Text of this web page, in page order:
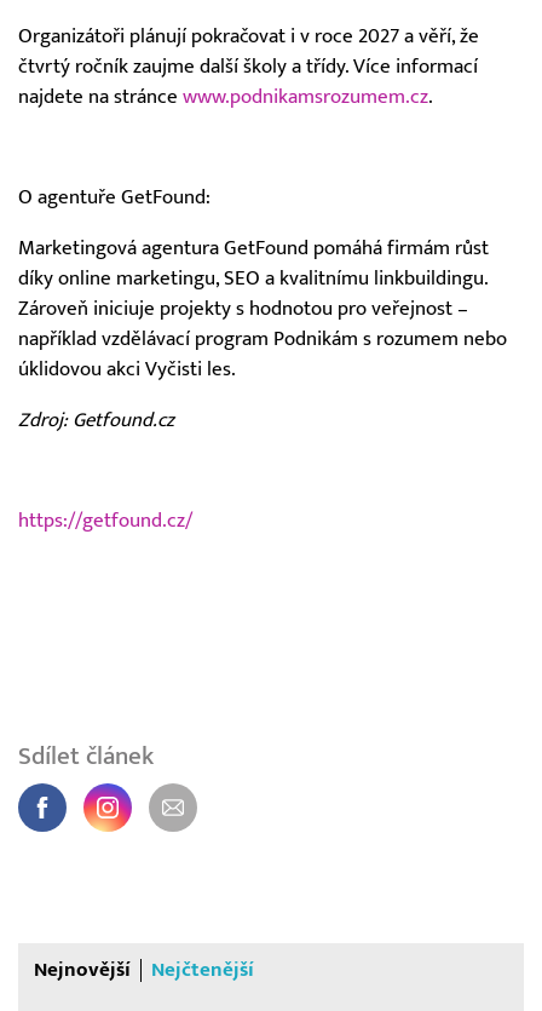
Organizátoři plánují pokračovat i v roce 2027 a věří, že
čtvrtý ročník zaujme další školy a třídy. Více informací
najdete na stránce www.podnikamsrozumem.cz.
O agentuře GetFound:
Marketingová agentura GetFound pomáhá firmám růst
díky online marketingu, SEO a kvalitnímu linkbuildingu.
Zároveň iniciuje projekty s hodnotou pro veřejnost –
například vzdělávací program Podnikám s rozumem nebo
úklidovou akci Vyčisti les.
Zdroj: Getfound.cz
https://getfound.cz/
Sdílet článek
Nejnovější Nejčtenější